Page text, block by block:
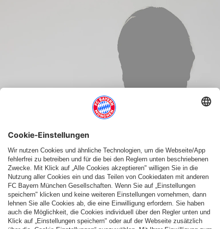
FM ADRIAN SÖDERSTRÖM
Text vorlesen Schrift vergrößern